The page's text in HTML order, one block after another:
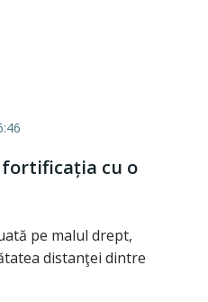
fortificația cu o
pe malul drept,
distanţei dintre